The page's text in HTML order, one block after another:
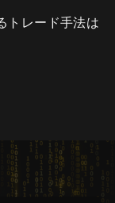
トレード手法は